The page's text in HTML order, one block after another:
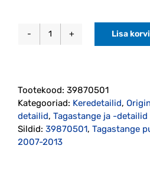
Tagastange
2007-
2013
originaal
(39870501)
kogus
Lisa korvi
Tootekood: 39870501
Kategooriad: Keredetailid,
detailid, Tagastange ja -detailid
Sildid: 39870501, Tagastange
2007-2013